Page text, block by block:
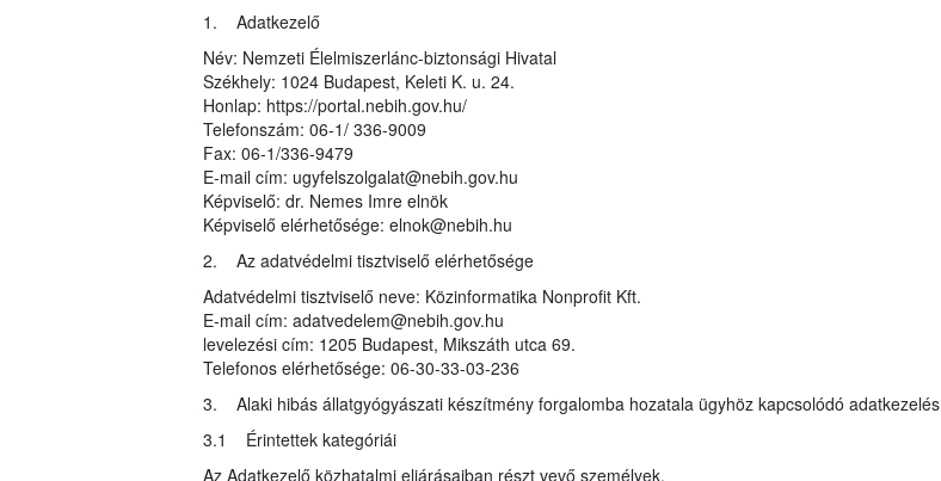
1. Adatkezelő
Név: Nemzeti Élelmiszerlánc-biztonsági Hivatal
Székhely: 1024 Budapest, Keleti K. u. 24.
Honlap: https://portal.nebih.gov.hu/
Telefonszám: 06-1/ 336-9009
Fax: 06-1/336-9479
E-mail cím: ugyfelszolgalat@nebih.gov.hu
Képviselő: dr. Nemes Imre elnök
Képviselő elérhetősége: elnok@nebih.hu
2. Az adatvédelmi tisztviselő elérhetősége
Adatvédelmi tisztviselő neve: Közinformatika Nonprofit Kft.
E-mail cím: adatvedelem@nebih.gov.hu
levelezési cím: 1205 Budapest, Mikszáth utca 69.
Telefonos elérhetősége: 06-30-33-03-236
3. Alaki hibás állatgyógyászati készítmény forgalomba hozatala ügyhöz kapcsolódó adatkezelés
3.1 Érintettek kategóriái
Az Adatkezelő közhatalmi eljárásaiban részt vevő személyek.